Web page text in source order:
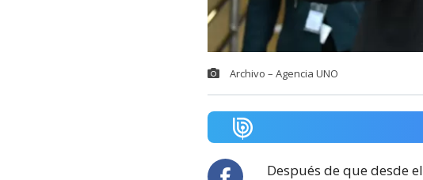
Archivo – Agencia UNO
Después de que desde